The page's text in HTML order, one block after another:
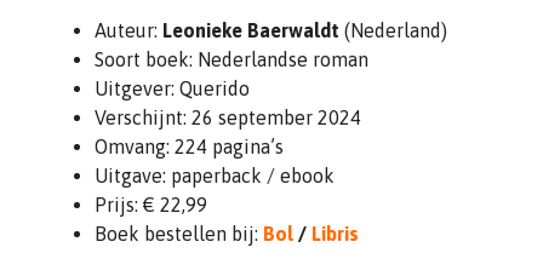
Auteur: Leonieke Baerwaldt (Nederland)
Soort boek: Nederlandse roman
Uitgever: Querido
Verschijnt: 26 september 2024
Omvang: 224 pagina’s
Uitgave: paperback / ebook
Prijs: € 22,99
Boek bestellen bij: Bol / Libris